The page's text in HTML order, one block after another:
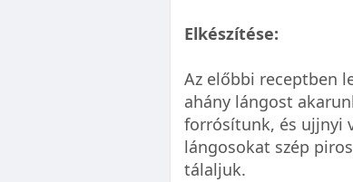
Elkészítése:
Az előbbi receptben
ahány lángost
forrósítunk, és ujjnyi
lángosokat szép
tálaljuk.